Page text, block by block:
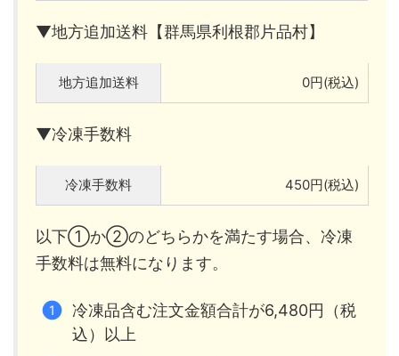
▼地方追加送料【群馬県利根郡片品村】
地方追加送料 0円(税込)
▼冷凍手数料
冷凍手数料 450円(税込)
以下①か②のどちらかを満たす場合、冷凍
手数料は無料になります。
冷凍品含む注文金額合計が6,480円（税
込）以上